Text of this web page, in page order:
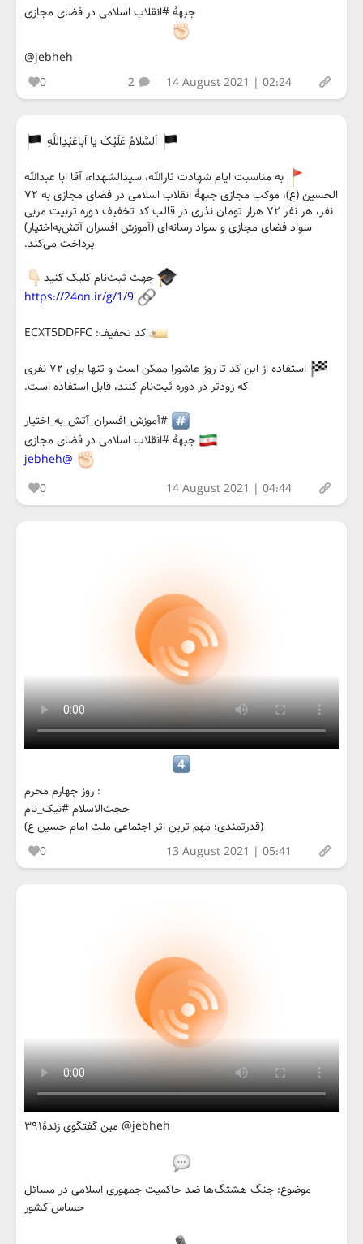
جبههٔ #انقلاب اسلامی در فضای مجازی
@jebheh
0
2 14 August 2021 | 02:24
اَلسَّلامُ عَلَیْکَ یا اَباعَبْدِاللَّهِ
به مناسبت ایام شهادت ثارالله، سیدالشهداء، آقا ابا عبدالله
الحسین (ع)، موکب مجازی جبههٔ انقلاب اسلامی در فضای مجازی به ۷۲
نفر، هر نفر ۷۲ هزار تومان نذری در قالب کد تخفیف دوره تربیت مربی
سواد فضای مجازی و سواد رسانه‌ای (آموزش افسران آتش‌به‌اختیار)
پرداخت می‌کند.
جهت ثبت‌نام کلیک کنید
https://24on.ir/g/1/9
کد تخفیف: ECXT5DDFFC
استفاده از این کد تا روز عاشورا ممکن است و تنها برای ۷۲ نفری
که زودتر در دوره ثبت‌نام کنند، قابل استفاده است.
#آموزش_افسران_آتش_به_اختیار
جبههٔ #انقلاب اسلامی در فضای مجازی
@jebheh
0
14 August 2021 | 04:44
روز چهارم محرم :
حجت‌الاسلام #نیک_نام
(قدرتمندی؛ مهم ترین اثر اجتماعی ملت امام حسین ع)
0
13 August 2021 | 05:41
۳۹۱مین گفتگوی زندهٔ @jebheh
موضوع: جنگ هشتگ‌ها ضد حاکمیت جمهوری اسلامی در مسائل
حساس کشور